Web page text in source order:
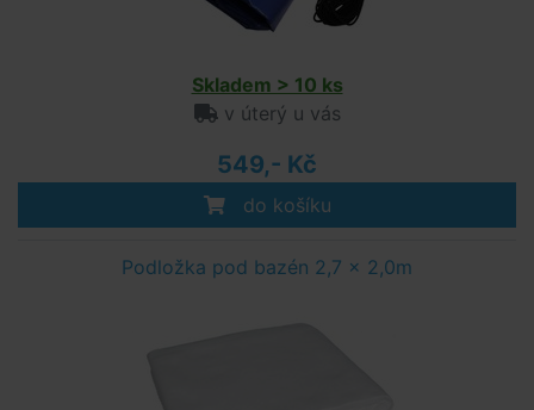
Skladem > 10 ks
v úterý u vás
549,- Kč
do košíku
Podložka pod bazén 2,7 x 2,0m